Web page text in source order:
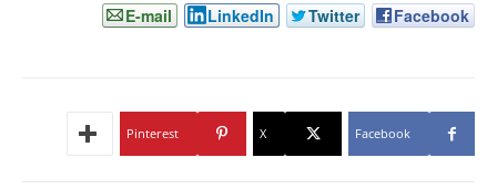
Facebook
Twitter
LinkedIn
E-mail
Facebook
X
Pinterest